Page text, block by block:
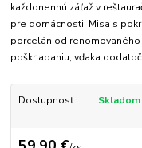
každonennú záťaž v
pre domácnosti. Misa s
porcelán od
poškriabaniu, vďaka
Dostupnosť Skladom